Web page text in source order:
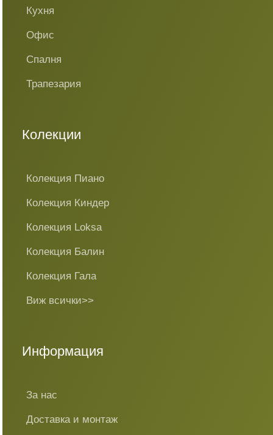
Кухня
Офис
Спалня
Трапезария
Колекции
Колекция Пиано
Колекция Киндер
Колекция Loksa
Колекция Балин
Колекция Гала
Виж всички>>
Информация
За нас
Доставка и монтаж